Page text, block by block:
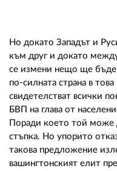
Но докато Западът и
към друг и докато
се измени нещо ще бъде
по-силната страна в
свидетелстват всички
БВП на глава от
Поради което той може
стъпка. Но упорито
такова предложение
вашингтонският елит